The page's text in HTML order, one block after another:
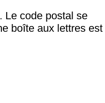
Le code postal se
boîte aux lettres est